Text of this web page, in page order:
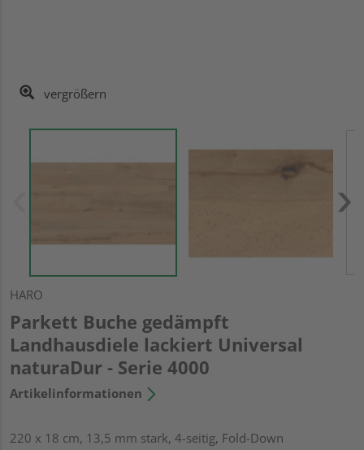
vergrößern
HARO
Parkett Buche gedämpft
Landhausdiele lackiert Universal
naturaDur - Serie 4000
Artikelinformationen
220 x 18 cm, 13,5 mm stark, 4-seitig, Fold-Down